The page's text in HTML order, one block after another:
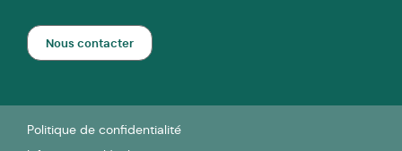
Nous contacter
Politique de confidentialité